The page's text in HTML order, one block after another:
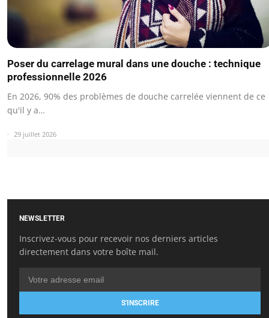
Poser du carrelage mural dans une douche : technique
professionnelle 2026
En 2026, 90% des problèmes de douche carrelée viennent de ce
qu'il y a…
29 juillet 2026
NEWSLETTER
Inscrivez-vous pour recevoir nos derniers articles
directement dans votre boîte mail.
S'INSCRIRE